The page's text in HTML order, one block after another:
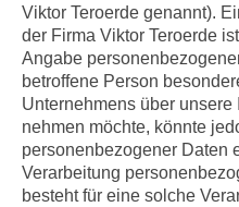
Viktor Teroerde genannt).
der Firma Viktor Teroerde
Angabe
betroffene Person
Unternehmens über unsere
nehmen möchte, könnte
personenbezogener Daten
Verarbeitung
besteht für eine solche